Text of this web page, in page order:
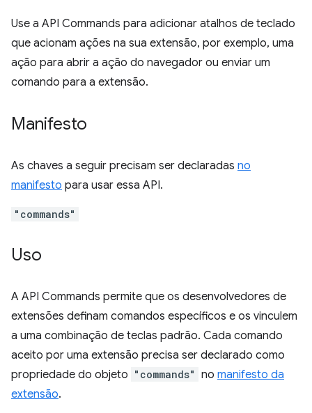
Use a API Commands para adicionar atalhos de teclado
que acionam ações na sua extensão, por exemplo, uma
ação para abrir a ação do navegador ou enviar um
comando para a extensão.
Manifesto
As chaves a seguir precisam ser declaradas no
manifesto para usar essa API.
"commands"
Uso
A API Commands permite que os desenvolvedores de
extensões definam comandos específicos e os vinculem
a uma combinação de teclas padrão. Cada comando
aceito por uma extensão precisa ser declarado como
propriedade do objeto "commands" no manifesto da
extensão.